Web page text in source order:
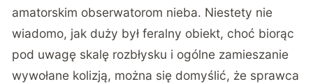
amatorskim obserwatorom nieba. Niestety nie
wiadomo, jak duży był feralny obiekt, choć biorąc
pod uwagę skalę rozbłysku i ogólne zamieszanie
wywołane kolizją, można się domyślić, że sprawca